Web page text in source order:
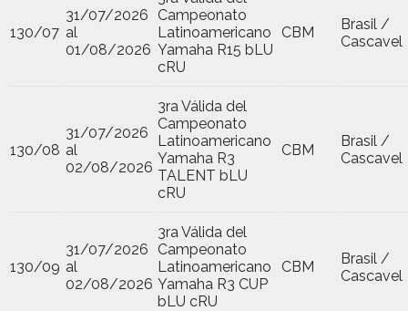
130/07
31/07/2026
al
01/08/2026
Campeonato
Latinoamericano
Yamaha R15 bLU
cRU
CBM
Brasil /
Cascavel
130/08
31/07/2026
al
02/08/2026
3ra Válida del
Campeonato
Latinoamericano
Yamaha R3
TALENT bLU
cRU
CBM
Brasil /
Cascavel
130/09
31/07/2026
al
02/08/2026
3ra Válida del
Campeonato
Latinoamericano
Yamaha R3 CUP
bLU cRU
CBM
Brasil /
Cascavel